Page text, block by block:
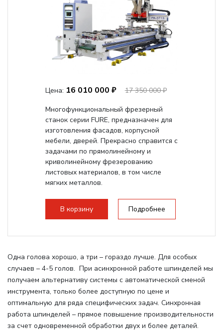
Цена: 16 010 000 ₽
17 350 000 ₽
Многофункциональный фрезерный
станок серии FURE, предназначен для
изготовления фасадов, корпусной
мебели, дверей. Прекрасно справится с
задачами по прямолинейному и
криволинейному фрезерованию
листовых материалов, в том числе
мягких металлов.
В корзину Подробнее
Одна голова хорошо, а три – гораздо лучше. Для особых
случаев – 4-5 голов. При асинхронной работе шпинделей мы
получаем альтернативу системы с автоматической сменой
инструмента, только более доступную по цене и
оптимальную для ряда специфических задач. Синхронная
работа шпинделей – прямое повышение производительности
за счет одновременной обработки двух и более деталей.